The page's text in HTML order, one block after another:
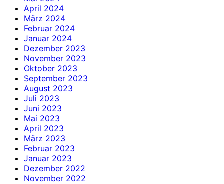
April 2024
März 2024
Februar 2024
Januar 2024
Dezember 2023
November 2023
Oktober 2023
September 2023
August 2023
Juli 2023
Juni 2023
Mai 2023
April 2023
März 2023
Februar 2023
Januar 2023
Dezember 2022
November 2022